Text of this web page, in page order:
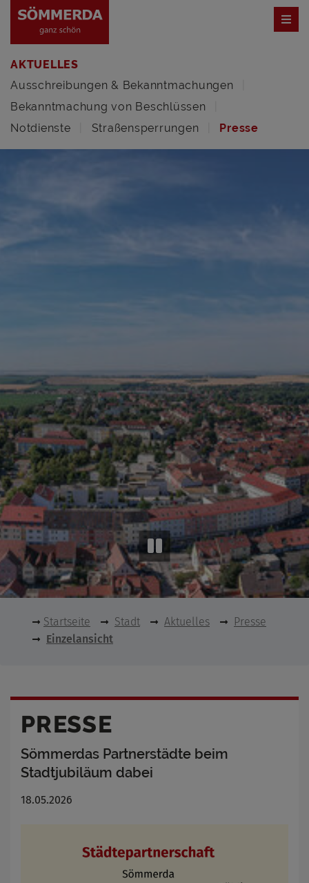
AKTUELLES
Ausschreibungen & Bekanntmachungen
Bekanntmachung von Beschlüssen
Notdienste
Straßensperrungen Presse
Startseite Stadt Aktuelles
Presse
Einzelansicht
PRESSE
Sömmerdas Partnerstädte beim
Stadtjubiläum dabei
18.05.2026